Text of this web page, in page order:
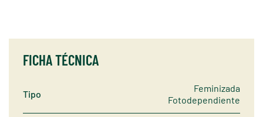
FICHA TÉCNICA
Tipo
Feminizada
Fotodependiente